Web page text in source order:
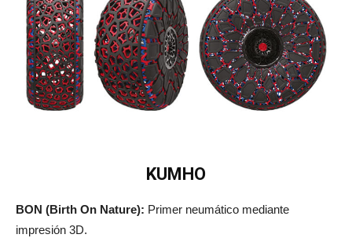
KUMHO
BON (Birth On Nature): Primer neumático mediante
impresión 3D.